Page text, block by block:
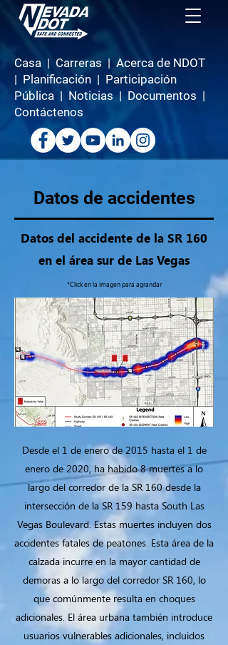
Casa | Carreras | Acerca de NDOT
| Planificación | Participación
Pública | Noticias| Documentos |
Contáctenos
Datos de accidentes
Datos del accidente de la SR 160
en el área sur de Las Vegas
*Click en la imagen para agrandar
Desde el 1 de enero de 2015 hasta el 1 de
enero de 2020, ha habido 8 muertes a lo
largo del corredor de la SR 160 desde la
intersección de la SR 159 hasta South Las
Vegas Boulevard. Estas muertes incluyen dos
accidentes fatales de peatones. Esta área de la
calzada incurre en la mayor cantidad de
demoras a lo largo del corredor SR 160, lo
que comúnmente resulta en choques
adicionales. El área urbana también introduce
usuarios vulnerables adicionales, incluidos